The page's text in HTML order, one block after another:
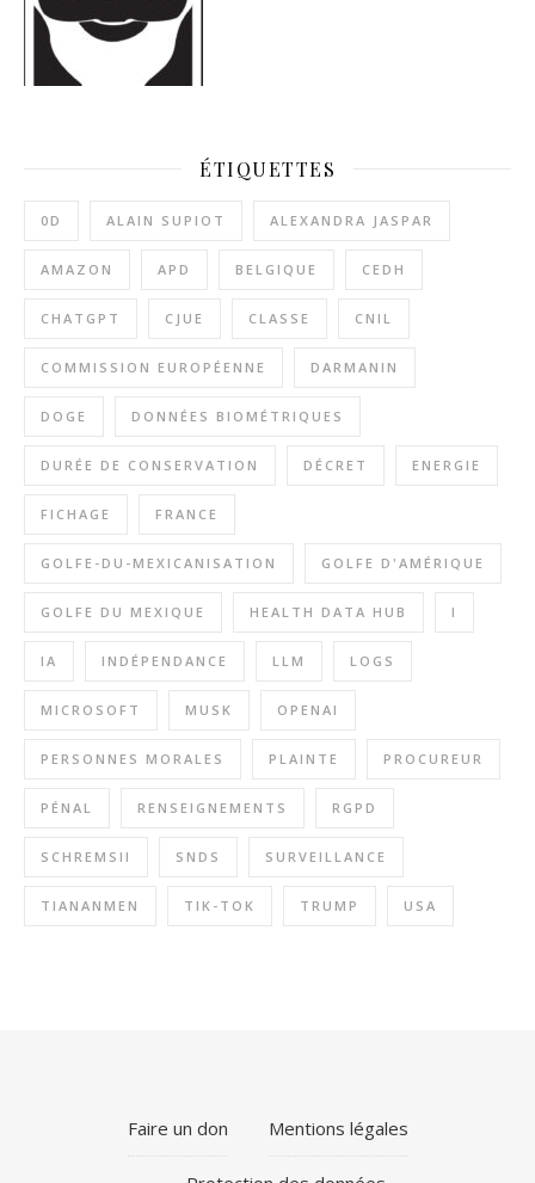
ÉTIQUETTES
0D ALAIN SUPIOT ALEXANDRA JASPAR
AMAZON APD BELGIQUE CEDH
CHATGPT CJUE CLASSE CNIL
COMMISSION EUROPÉENNE DARMANIN
DOGE DONNÉES BIOMÉTRIQUES
DURÉE DE CONSERVATION DÉCRET ENERGIE
FICHAGE FRANCE
GOLFE-DU-MEXICANISATION GOLFE D'AMÉRIQUE
GOLFE DU MEXIQUE HEALTH DATA HUB I
IA INDÉPENDANCE LLM LOGS
MICROSOFT MUSK OPENAI
PERSONNES MORALES PLAINTE PROCUREUR
PÉNAL RENSEIGNEMENTS RGPD
SCHREMSII SNDS SURVEILLANCE
TIANANMEN TIK-TOK TRUMP USA
Faire un don Mentions légales